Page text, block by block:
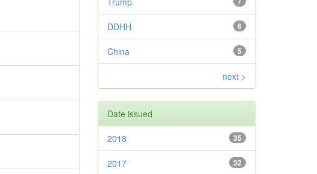
6
DDHH
5
China
next >
Date issued
35
2018
32
2017